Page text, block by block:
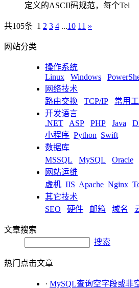
定义的ASCII码规范，每个Tel
共105条 1 2 3 4 ...10 11 »
网站分类
操作系统
Linux
Windows
网络技术
路由交换
TCP/IP
常用
开发语言
.NET
ASP PHP Java
小程序 Python Swift
数据库
MSSQL
MySQL Oracle
网站运维
虚机 IIS Apache Nginx
其它技术
SEO
硬件 邮箱 域名
文章搜索
搜索
热门点击文章
· MySQL查询空字段或非